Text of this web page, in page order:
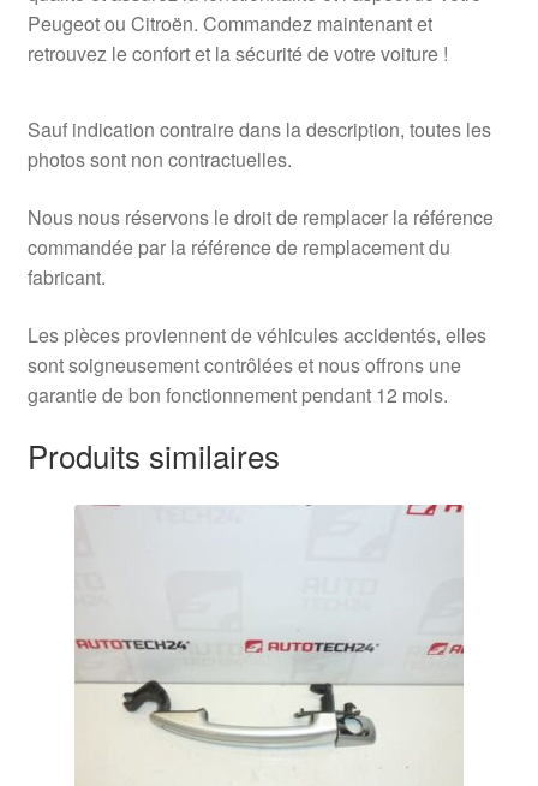
Peugeot ou Citroën. Commandez maintenant et
retrouvez le confort et la sécurité de votre voiture !
Sauf indication contraire dans la description, toutes les
photos sont non contractuelles.
Nous nous réservons le droit de remplacer la référence
commandée par la référence de remplacement du
fabricant.
Les pièces proviennent de véhicules accidentés, elles
sont soigneusement contrôlées et nous offrons une
garantie de bon fonctionnement pendant 12 mois.
Produits similaires